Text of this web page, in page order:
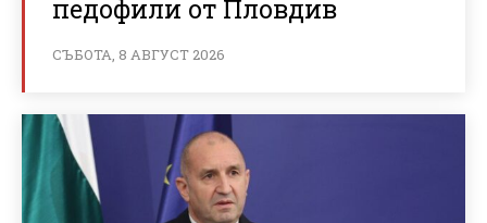
педофили от Пловдив
СЪБОТА, 8 АВГУСТ 2026